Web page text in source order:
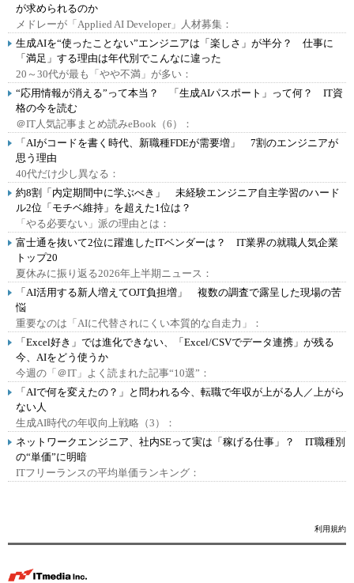
が求められるのか
メドレーが「Applied AI Developer」人材募集：
生成AIを“使ったことない”エンジニアは「楽しさ」が半分？ 仕事に
「満足」する理由は年代別でこんなに違った
20～30代が最も「やや不満」が多い：
“応用情報が消える”って本当？ 「生成AIパスポート」って何？ IT資
格の今を読む
＠IT人気記事まとめ読みeBook（6）：
「AIがコードを書く時代、新職種FDEが需要増」 7割のエンジニアが
思う理由
40代だけ少し異なる：
約8割「内定期間中に学ぶべき」 未経験エンジニア自主学習のハード
ル2位「モチベ維持」を超えた1位は？
「やる必要ない」派の理由とは：
富士通を抜いて2位に躍進したITベンダーは？ IT業界の就職人気企業
トップ20
夏休みに振り返る2026年上半期ニュース：
「AI活用する新人増えてOJT負担増」 複数の調査で露呈した現場の苦
悩
重要なのは「AIに代替されにくい本質的な自走力」：
「Excel好き」では進化できない、「Excel/CSVでデータ連携」が残る
今、AIをどう使うか
今週の「＠IT」よく読まれた記事“10選”：
「AIで何を変えたの？」と問われる今、転職で年収が上がる人／上がら
ない人
生成AI時代の年収向上戦略（3）：
ネットワークエンジニア、社内SEって実は「稼げる仕事」？ IT職種別
の“単価”に明暗
ITフリーランスの平均単価ランキング：
利用規約